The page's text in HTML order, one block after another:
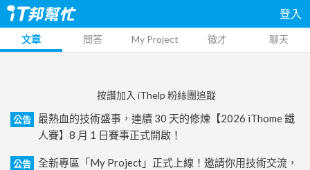
登入
文章 問答 My Project 徵才 聊天
按讚加入 iThelp 粉絲團追蹤
公告
最熱血的技術盛事，連續 30 天的修煉【2026 iThome 鐵
人賽】8 月 1 日賽事正式開啟！
公告
全新專區「My Project」正式上線！邀請你用技術交流，